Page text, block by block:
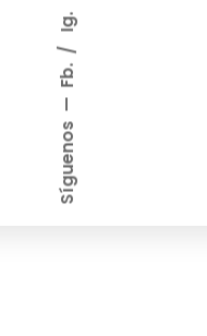
Síguenos
Fb.
Ig.